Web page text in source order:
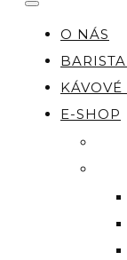
O NÁS
E-SHOP